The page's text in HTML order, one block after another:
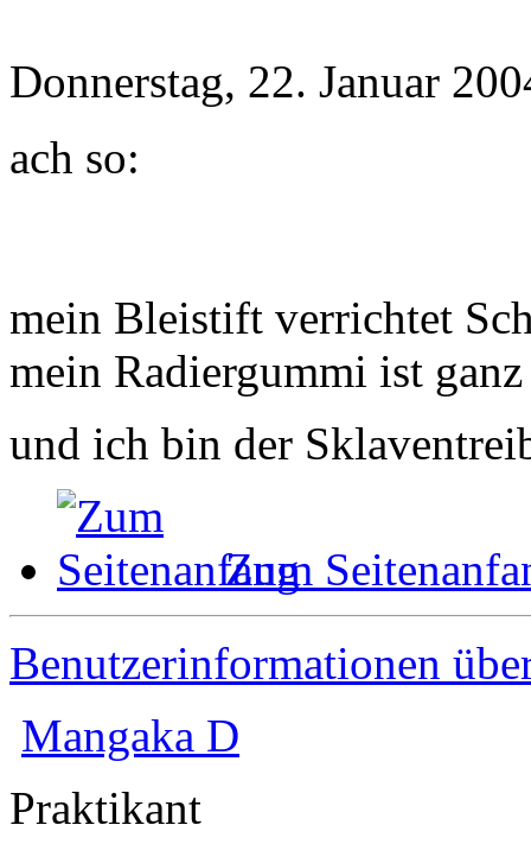
Donnerstag, 22. Januar
ach so:
mein Bleistift verrichtet
mein Radiergummi ist
und ich bin der
Zum
Benutzerinformationen
Mangaka D
Praktikant